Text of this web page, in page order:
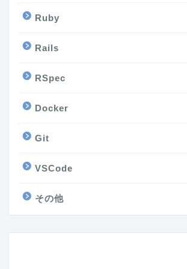
Ruby
Rails
RSpec
Docker
Git
VSCode
その他